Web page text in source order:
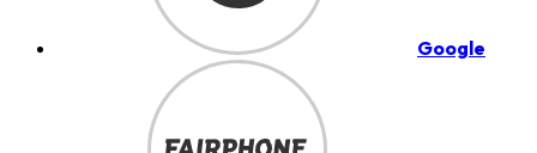
Google